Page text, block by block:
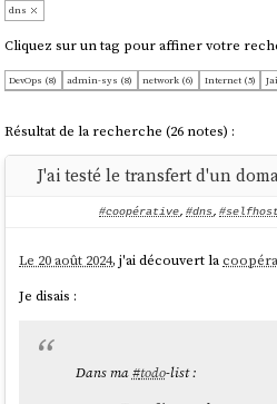
dns
Cliquez sur un tag pour affiner votre
DevOps (8) admin-sys (8) network (6) Internet (5)
homelab (1) linux (1)
Résultat de la recherche (26 notes) :
J'ai testé le transfert d'un
#coopérative, #dns,
Le 20 août 2024, j'ai découvert la
Je disais :
Dans ma#todo-list :